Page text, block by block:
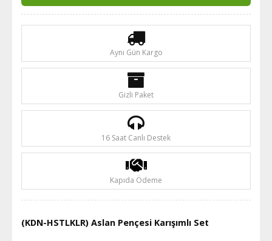
Aynı Gün Kargo
Gizli Paket
16 Saat Canlı Destek
Kapıda Ödeme
(KDN-HSTLKLR) Aslan Pençesi Karışımlı Set